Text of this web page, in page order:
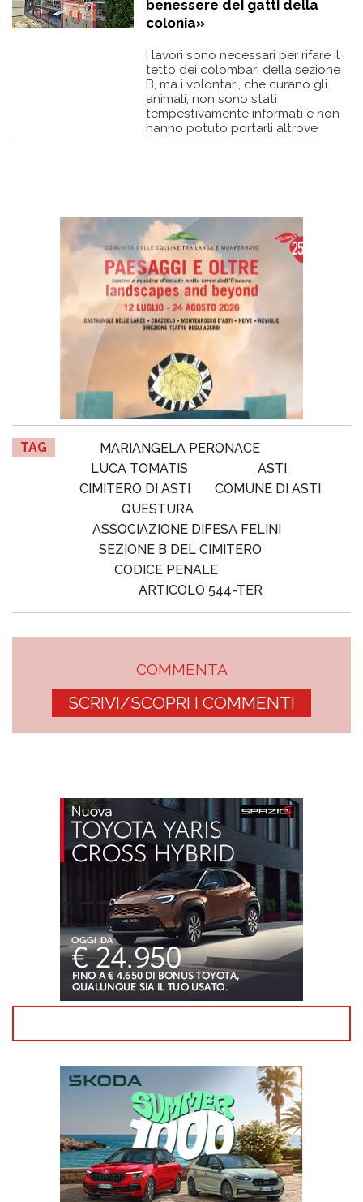
benessere dei gatti della
colonia»
I lavori sono necessari per rifare il
tetto dei colombari della sezione
B, ma i volontari, che curano gli
animali, non sono stati
tempestivamente informati e non
hanno potuto portarli altrove
TAG
MARIANGELA PERONACE
LUCA TOMATIS
ASTI
CIMITERO DI ASTI
COMUNE DI ASTI
QUESTURA
ASSOCIAZIONE DIFESA FELINI
SEZIONE B DEL CIMITERO
CODICE PENALE
ARTICOLO 544-TER
COMMENTA
SCRIVI/SCOPRI I COMMENTI